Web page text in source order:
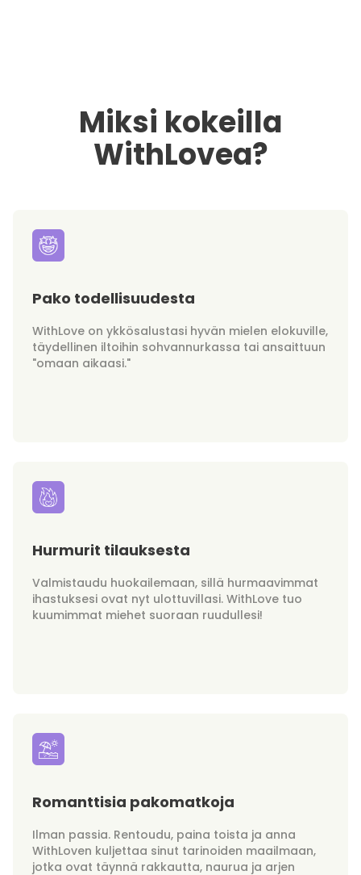
Miksi kokeilla
WithLovea?
Pako todellisuudesta
WithLove on ykkösalustasi hyvän mielen elokuville,
täydellinen iltoihin sohvannurkassa tai ansaittuun
"omaan aikaasi."
Hurmurit tilauksesta
Valmistaudu huokailemaan, sillä hurmaavimmat
ihastuksesi ovat nyt ulottuvillasi. WithLove tuo
kuumimmat miehet suoraan ruudullesi!
Romanttisia pakomatkoja
Ilman passia. Rentoudu, paina toista ja anna
WithLoven kuljettaa sinut tarinoiden maailmaan,
jotka ovat täynnä rakkautta, naurua ja arjen